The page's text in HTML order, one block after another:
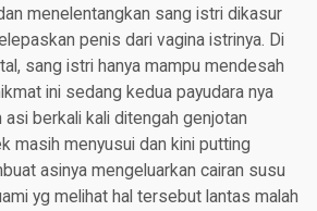
menelentangkan sang istri dikasur
penis dari vagina istrinya. Di
sang istri hanya mampu mendesah
ini sedang kedua payudara nya
asi berkali kali ditengah genjotan
masih menyusui dan kini putting
asinya mengeluarkan cairan susu
yg melihat hal tersebut lantas malah